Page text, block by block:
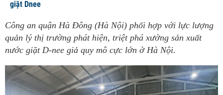
giặt Dnee
Công an quận Hà Đông (Hà Nội) phối hợp với lực lượng
quản lý thị trường phát hiện, triệt phá xưởng sản xuất
nước giặt D-nee giả quy mô cực lớn ở Hà Nội.